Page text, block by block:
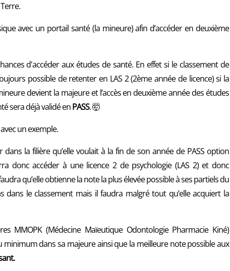
avec un portail santé (la mineure) afin d’accéder en deuxième
d'accéder aux études de santé. En effet si le classement de
possible de retenter en LAS 2 (2ème année de licence) si la
devient la majeure et l’accès en deuxième année des études
sera déjà validé enPASS. 🤯
un exemple.
la filière qu’elle voulait à la fin de son année de PASS option
donc accéder à une licence 2 de psychologie (LAS 2) et donc
qu’elle obtienne la note la plus élevée possible à ses partiels du
dans le classement mais il faudra malgré tout qu’elle acquiert la
MMOPK (Médecine Maïeutique Odontologie Pharmacie Kiné)
dans sa majeure ainsi que la meilleure note possible aux